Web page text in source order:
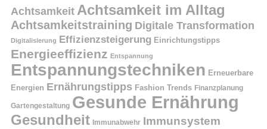
Achtsamkeit Achtsamkeit im Alltag
Achtsamkeitstraining Digitale Transformation
Digitalisierung Effizienzsteigerung Einrichtungstipps
Energieeffizienz Entspannung
Entspannungstechniken Erneuerbare
Energien Ernährungstipps Fashion Trends Finanzplanung
Gartengestaltung Gesunde Ernährung
Gesundheit Immunabwehr Immunsystem